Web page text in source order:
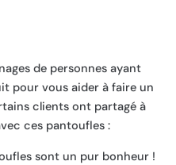
de personnes ayant
pour vous aider à faire un
clients ont partagé à
ces pantoufles :
sont un pur bonheur !